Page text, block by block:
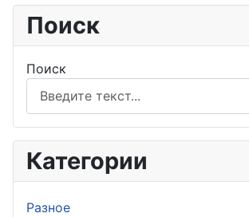
Поиск
Поиск
Категории
Разное